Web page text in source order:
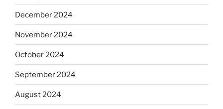
December 2024
November 2024
October 2024
September 2024
August 2024